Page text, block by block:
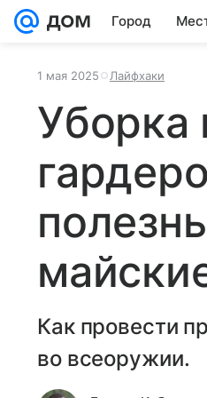
Город
1 мая 2025 Лайфхаки
Уборка
Как провести
во всеоружии.